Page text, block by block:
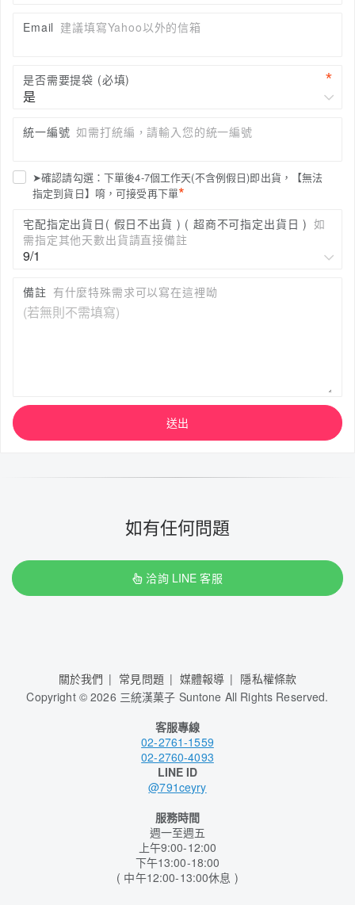
Email 建議填寫Yahoo以外的信箱
是否需要提袋 (必填)
統一編號 如需打統編，請輸入您的統一編號
➤確認請勾選：下單後4-7個工作天(不含例假日)即出貨，【無法
指定到貨日】唷，可接受再下單*
宅配指定出貨日( 假日不出貨 ) ( 超商不可指定出貨日 ) 如
需指定其他天數出貨請直接備註
備註 有什麼特殊需求可以寫在這裡呦
送出
如有任何問題
洽詢 LINE 客服
關於我們 常見問題 媒體報導
隱私權條款
Copyright ©2026 三統漢菓子 Suntone All Rights Reserved.
客服專線
02-2761-1559
02-2760-4093
LINE ID
@791ceyry
服務時間
週一至週五
上午9:00-12:00
下午13:00-18:00
( 中午12:00-13:00休息 )